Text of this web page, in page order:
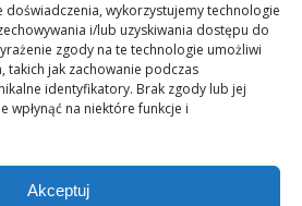
doświadczenia, wykorzystujemy technologie
i/lub uzyskiwania dostępu do
zgody na te technologie umożliwi
takich jak zachowanie podczas
identyfikatory. Brak zgody lub jej
wpłynąć na niektóre funkcje i
Akceptuj